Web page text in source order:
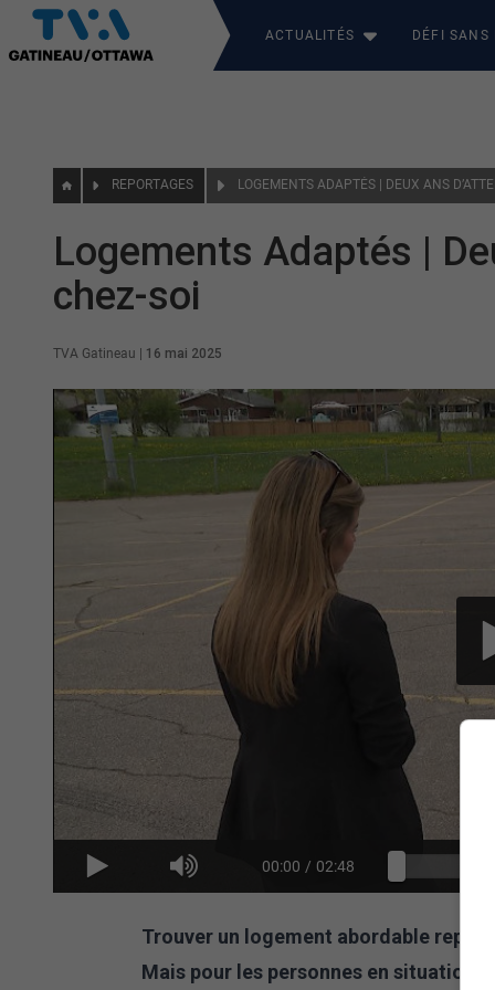
ACTUALITÉS DÉFI SANS
REPORTAGES
Logements Adaptés |
chez-soi
TVA Gatineau 16 mai 2025
00:00 / 02:48
Trouver un logement abordable
Mais pour les personnes en situation